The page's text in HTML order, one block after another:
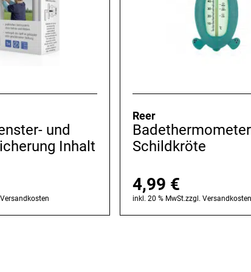
und
Inhalt
Versandkosten
Reer
Badethermometer
Schildkröte
4,99 €
inkl. 20 % MwSt.zzgl. Versandkosten